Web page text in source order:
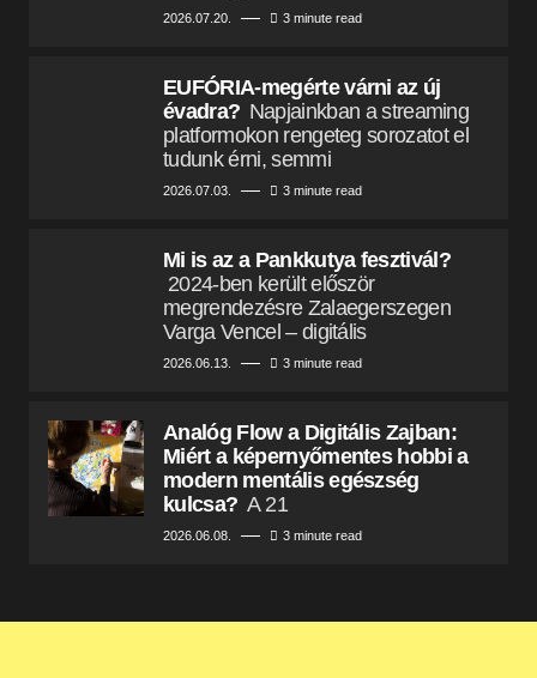
2026.07.20. 3 minute read
EUFÓRIA-megérte várni az új
évadra? Napjainkban a streaming
platformokon rengeteg sorozatot el
tudunk érni, semmi
2026.07.03. 3 minute read
Mi is az a Pankkutya fesztivál?
2024-ben került először
megrendezésre Zalaegerszegen
Varga Vencel – digitális
2026.06.13. 3 minute read
Analóg Flow a Digitális Zajban:
Miért a képernyőmentes hobbi a
modern mentális egészség
kulcsa? A 21
2026.06.08. 3 minute read